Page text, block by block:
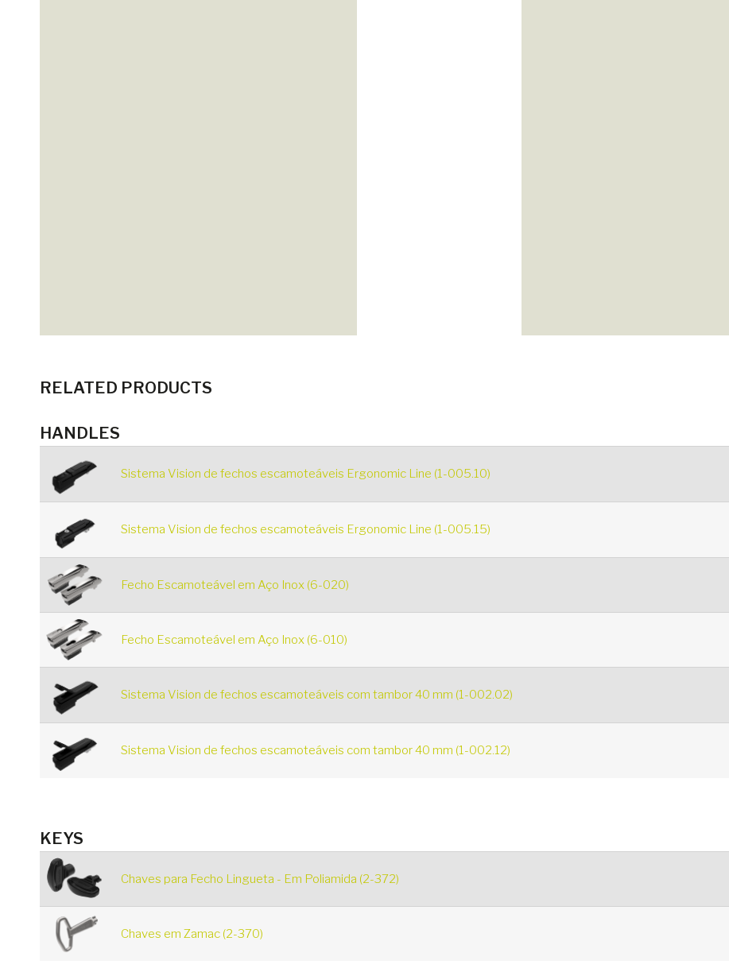
RELATED PRODUCTS
HANDLES
Sistema Vision de fechos escamoteáveis Ergonomic Line (1-005.10)
Sistema Vision de fechos escamoteáveis Ergonomic Line (1-005.15)
Fecho Escamoteável em Aço Inox (6-020)
Fecho Escamoteável em Aço Inox (6-010)
Sistema Vision de fechos escamoteáveis com tambor 40 mm (1-002.02)
Sistema Vision de fechos escamoteáveis com tambor 40 mm (1-002.12)
KEYS
Chaves para Fecho Lingueta - Em Poliamida (2-372)
Chaves em Zamac (2-370)